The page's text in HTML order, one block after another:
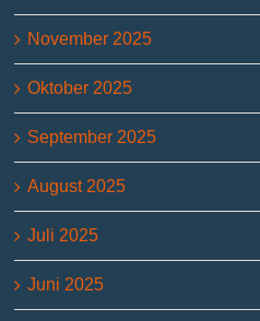
November 2025
Oktober 2025
September 2025
August 2025
Juli 2025
Juni 2025